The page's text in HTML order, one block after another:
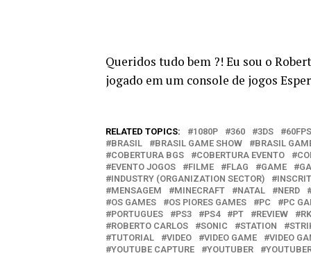
Queridos tudo bem ?! Eu sou o
jogado em um console de jogos
RELATED TOPICS: 1080P 360 3DS 60FPS
BRASIL
BRASIL GAME SHOW BRASIL
COBERTURA BGS
COBERTURA EVENTO
EVENTO JOGOS
FILME FLAG GAME
INDUSTRY (ORGANIZATION SECTOR)
MENSAGEM
MINECRAFT NATAL NERD
OS GAMES
OS PIORES GAMES PC PC
PORTUGUES
PS3 PS4 PT REVIEW RK
ROBERTO CARLOS
SONIC STATION
TUTORIAL
VIDEO VIDEO GAME VIDEO
YOUTUBE CAPTURE
YOUTUBER